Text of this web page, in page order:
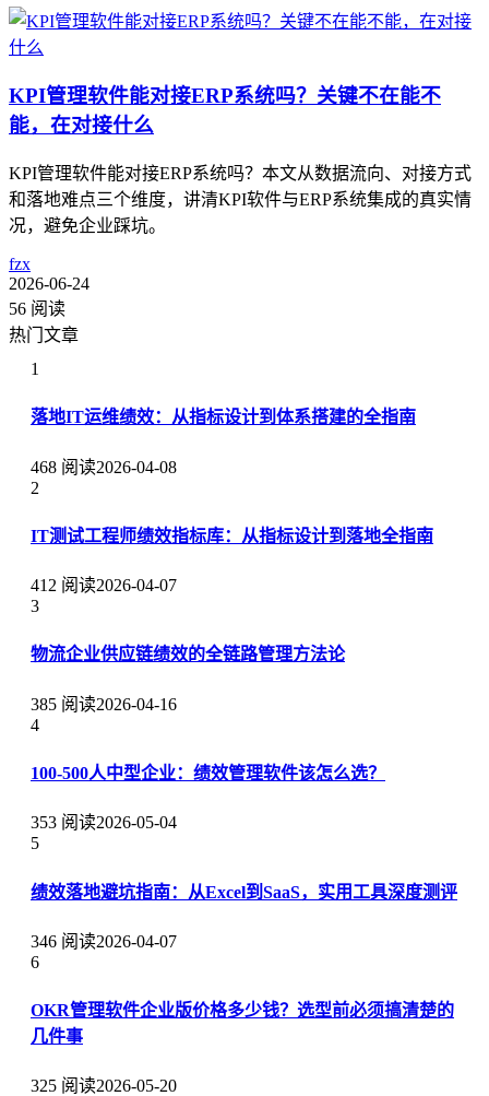
KPI管理软件能对接ERP系统吗？关键不在能不
能，在对接什么
KPI管理软件能对接ERP系统吗？本文从数据流向、对接方式
和落地难点三个维度，讲清KPI软件与ERP系统集成的真实情
况，避免企业踩坑。
fzx
2026-06-24
56 阅读
热门文章
1
落地IT运维绩效：从指标设计到体系搭建的全指南
468 阅读2026-04-08
2
IT测试工程师绩效指标库：从指标设计到落地全指南
412 阅读2026-04-07
3
物流企业供应链绩效的全链路管理方法论
385 阅读2026-04-16
4
100-500人中型企业：绩效管理软件该怎么选？
353 阅读2026-05-04
5
绩效落地避坑指南：从Excel到SaaS，实用工具深度测评
346 阅读2026-04-07
6
OKR管理软件企业版价格多少钱？选型前必须搞清楚的
几件事
325 阅读2026-05-20